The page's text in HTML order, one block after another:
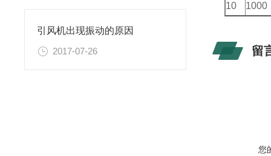
引风机出现振动的原因
2017-07-26
10
1000
留
您